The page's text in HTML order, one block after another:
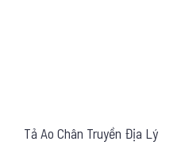
Tả Ao Chân Truyền Địa Lý